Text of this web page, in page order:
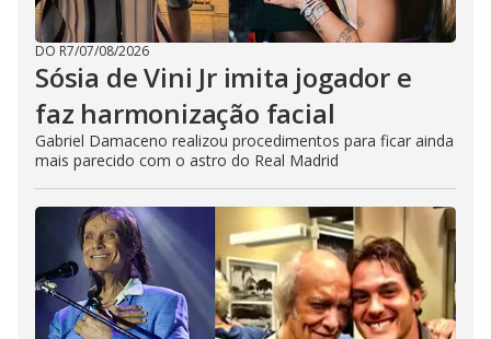
DO R7/07/08/2026
Sósia de Vini Jr imita jogador e
faz harmonização facial
Gabriel Damaceno realizou procedimentos para ficar ainda
mais parecido com o astro do Real Madrid